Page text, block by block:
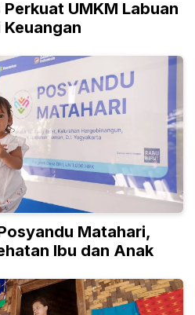
UMKM Labuan
Matahari,
Ibu dan Anak